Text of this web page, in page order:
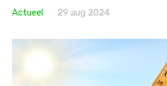
Actueel
29 aug 2024